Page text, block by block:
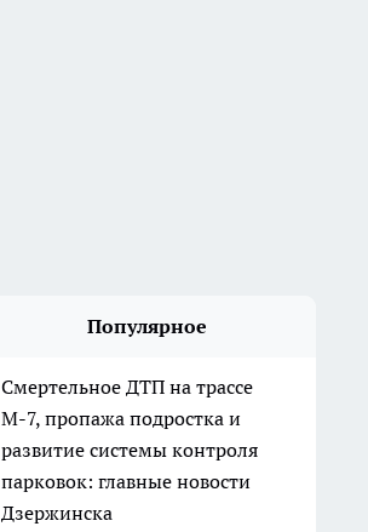
Популярное
Смертельное ДТП на трассе
М-7, пропажа подростка и
развитие системы контроля
парковок: главные новости
Дзержинска